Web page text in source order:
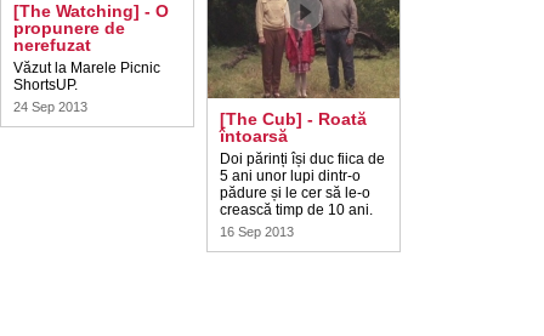
[The Watching] - O
propunere de
nerefuzat
Văzut la Marele Picnic
ShortsUP.
24 Sep 2013
[The Cub] - Roată
întoarsă
Doi părinți își duc fiica de
5 ani unor lupi dintr-o
pădure și le cer să le-o
crească timp de 10 ani.
16 Sep 2013